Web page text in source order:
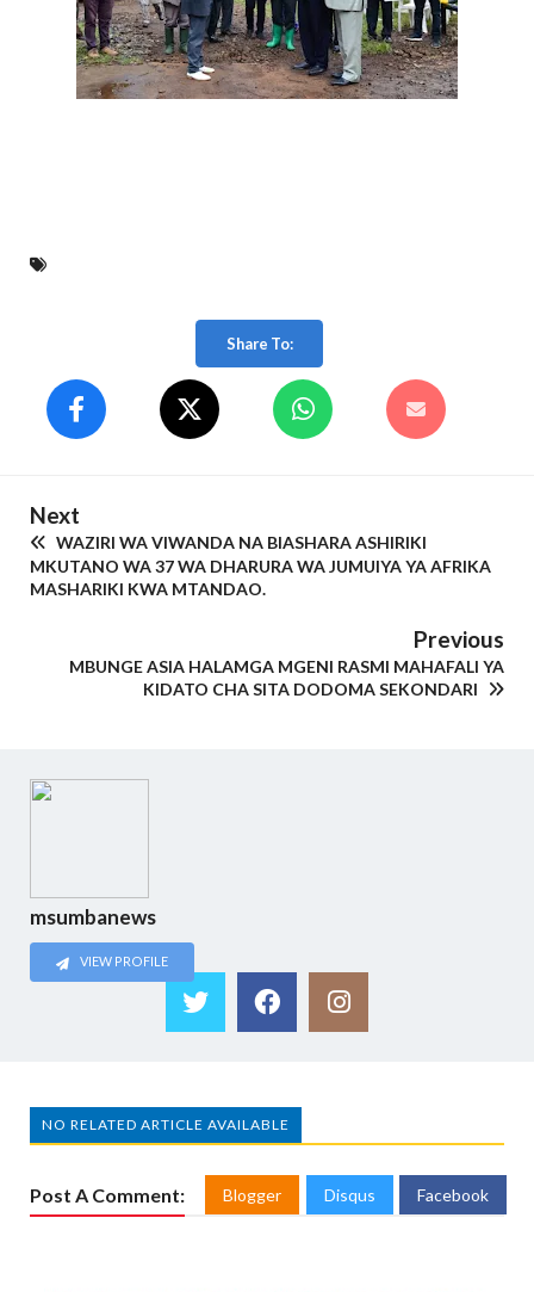
Share To:
Next
WAZIRI WA VIWANDA NA BIASHARA ASHIRIKI
MKUTANO WA 37 WA DHARURA WA JUMUIYA YA AFRIKA
MASHARIKI KWA MTANDAO.
Previous
MBUNGE ASIA HALAMGA MGENI RASMI MAHAFALI YA
KIDATO CHA SITA DODOMA SEKONDARI
msumbanews
VIEW PROFILE
NO RELATED ARTICLE AVAILABLE
Post A Comment: Blogger Disqus Facebook